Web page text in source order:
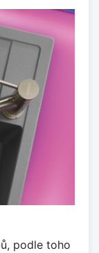
podle toho